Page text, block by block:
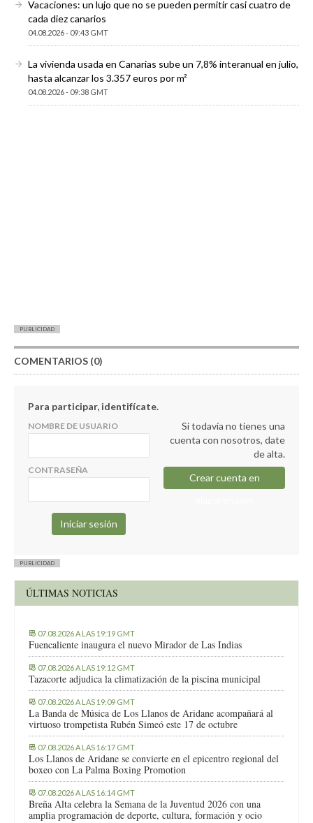
Vacaciones: un lujo que no se pueden permitir casi cuatro de
cada diez canarios
04.08.2026 - 09:43 GMT
La vivienda usada en Canarias sube un 7,8% interanual en julio,
hasta alcanzar los 3.357 euros por m²
04.08.2026 - 09:38 GMT
PUBLICIDAD
COMENTARIOS (0)
Para participar, identifícate.
NOMBRE DE USUARIO
CONTRASEÑA
Si todavía no tienes una
cuenta con nosotros, date
de alta.
Crear cuenta en
PUBLICIDAD
ÚLTIMAS NOTICIAS
07.08.2026 A LAS 19:19 GMT
Fuencaliente inaugura el nuevo Mirador de Las Indias
07.08.2026 A LAS 19:12 GMT
Tazacorte adjudica la climatización de la piscina municipal
07.08.2026 A LAS 19:09 GMT
La Banda de Música de Los Llanos de Aridane acompañará al
virtuoso trompetista Rubén Simeó este 17 de octubre
07.08.2026 A LAS 16:17 GMT
Los Llanos de Aridane se convierte en el epicentro regional del
boxeo con La Palma Boxing Promotion
07.08.2026 A LAS 16:14 GMT
Breña Alta celebra la Semana de la Juventud 2026 con una
amplia programación de deporte, cultura, formación y ocio